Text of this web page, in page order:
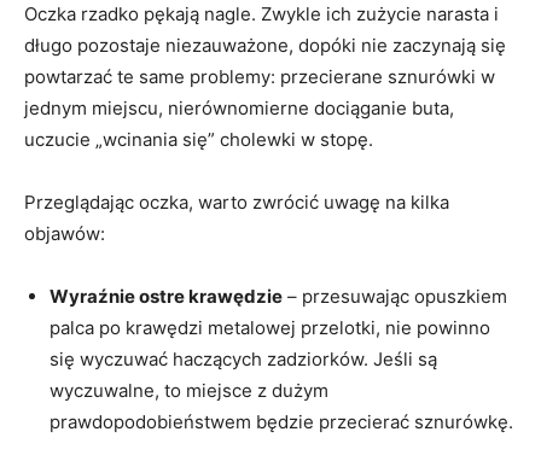
Oczka rzadko pękają nagle. Zwykle ich zużycie narasta i
długo pozostaje niezauważone, dopóki nie zaczynają się
powtarzać te same problemy: przecierane sznurówki w
jednym miejscu, nierównomierne dociąganie buta,
uczucie „wcinania się” cholewki w stopę.
Przeglądając oczka, warto zwrócić uwagę na kilka
objawów:
Wyraźnie ostre krawędzie – przesuwając opuszkiem
palca po krawędzi metalowej przelotki, nie powinno
się wyczuwać haczących zadziorków. Jeśli są
wyczuwalne, to miejsce z dużym
prawdopodobieństwem będzie przecierać sznurówkę.